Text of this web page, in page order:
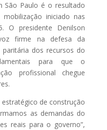
São Paulo é o resultado
iniciado nas
O presidente Denilson
firme na defesa da
dos recursos do
para que o
profissional chegue
estratégico de construção
as demandas do
reais para o governo”,